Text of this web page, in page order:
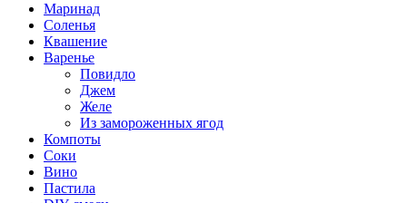
Маринад
Соленья
Квашение
Варенье
Повидло
Джем
Желе
Из замороженных ягод
Компоты
Соки
Вино
Пастила